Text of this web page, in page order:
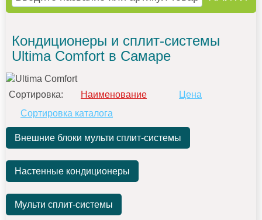
Кондиционеры и сплит-системы
Ultima Comfort в Самаре
Сортировка: Наименование
Цена
Сортировка каталога
Внешние блоки мульти сплит-системы
Настенные кондиционеры
Мульти сплит-системы